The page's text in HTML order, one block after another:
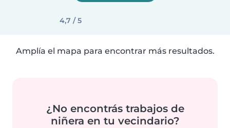
4,7 / 5
Amplía el mapa para encontrar más resultados.
¿No encontrás trabajos de
niñera en tu vecindario?